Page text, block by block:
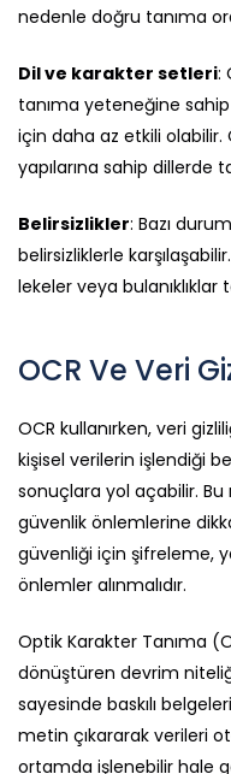
nedenle doğru tanıma
Dil ve karakter setleri:
tanıma yeteneğine
için daha az etkili olabilir.
yapılarına sahip dillerde
Belirsizlikler: Bazı
belirsizliklerle
lekeler veya
OCR Ve Veri
OCR kullanırken, veri
kişisel verilerin işlendiği
sonuçlara yol açabilir. Bu
güvenlik önlemlerine
güvenliği için şifreleme,
önlemler alınmalıdır.
Optik Karakter Tanıma
dönüştüren devrim
sayesinde baskılı
metin çıkararak verileri
ortamda işlenebilir hale